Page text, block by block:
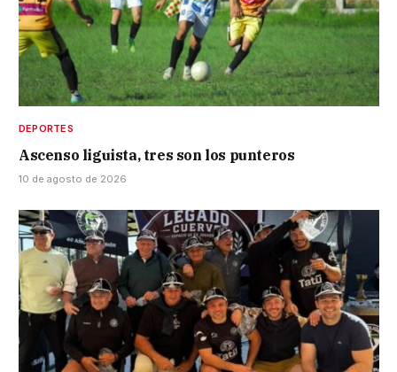
DEPORTES
Ascenso liguista, tres son los punteros
10 de agosto de 2026